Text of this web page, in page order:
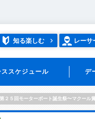
知る楽しむ レーサ
ススケジュール デ
第２５回モーターボート誕生祭〜マクール